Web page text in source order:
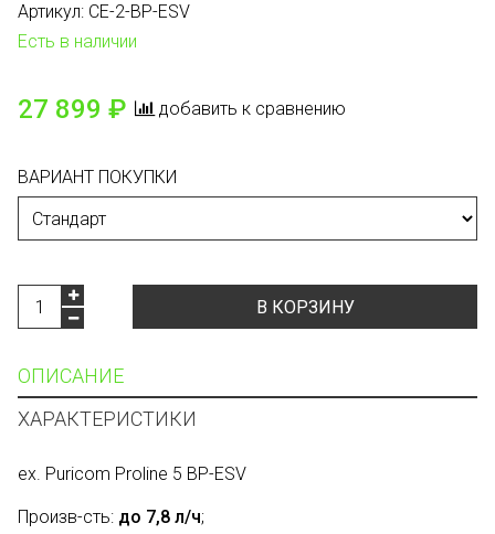
Артикул: CE-2-BP-ESV
Есть в наличии
27 899 ₽ добавить к сравнению
ВАРИАНТ ПОКУПКИ
В КОРЗИНУ
ОПИСАНИЕ
ХАРАКТЕРИСТИКИ
ex. Puricom Proline 5 BP-ESV
Произв-сть: до 7,8 л/ч;